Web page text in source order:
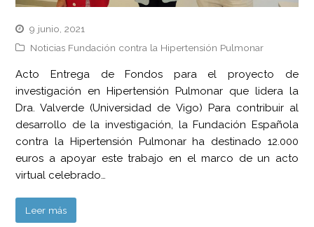
9 junio, 2021
Noticias Fundación contra la Hipertensión Pulmonar
Acto Entrega de Fondos para el proyecto de
investigación en Hipertensión Pulmonar que lidera la
Dra. Valverde (Universidad de Vigo) Para contribuir al
desarrollo de la investigación, la Fundación Española
contra la Hipertensión Pulmonar ha destinado 12.000
euros a apoyar este trabajo en el marco de un acto
virtual celebrado…
Leer más